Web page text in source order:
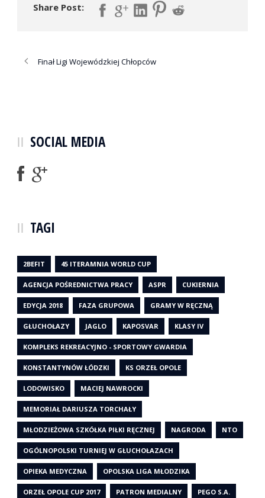
Share Post:
Finał Ligi Wojewódzkiej Chłopców
SOCIAL MEDIA
TAGI
2BEFIT 45 ITERAMNIA WORLD CUP
AGENCJA POŚREDNICTWA PRACY ASPR CUKIERNIA
EDYCJA 2018 FAZA GRUPOWA GRAMY W RĘCZNĄ
GŁUCHOŁAZY JAGLO KAPOSVAR KLASY IV
KOMPLEKS REKREACYJNO - SPORTOWY GWARDIA
KONSTANTYNÓW ŁÓDZKI KS ORZEŁ OPOLE
LODOWISKO MACIEJ NAWROCKI
MEMORIAŁ DARIUSZA TORCHAŁY
MŁODZIEŻOWA SZKÓŁKA PIŁKI RĘCZNEJ NAGRODA NTO
OGÓLNOPOLSKI TURNIEJ W GŁUCHOŁAZACH
OPIEKA MEDYCZNA OPOLSKA LIGA MŁODZIKA
ORZEŁ OPOLE CUP 2017 PATRON MEDIALNY PEGO S.A.